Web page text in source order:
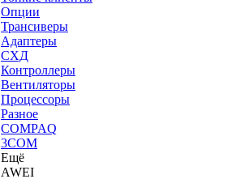
Опции
Трансиверы
Адаптеры
СХД
Контроллеры
Вентиляторы
Процессоры
Разное
COMPAQ
3COM
Ещё